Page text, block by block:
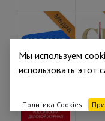
Медиа
Мы используем
использовать этот
Политика Cookies